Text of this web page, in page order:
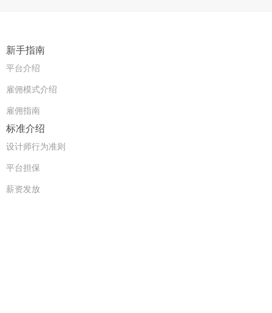
新手指南
平台介绍
雇佣模式介绍
雇佣指南
标准介绍
设计师行为准则
平台担保
薪资发放